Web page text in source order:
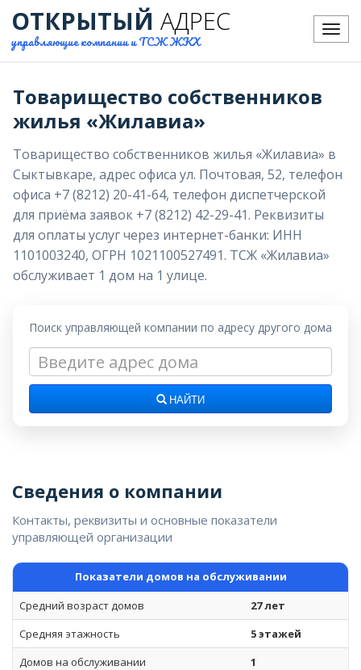
Меню
ОТКРЫТЫЙ АДРЕС
управляющие компании и ТСЖ ЖКХ
Товарищество собственников
жилья «Жилавиа»
Товарищество собственников жилья «Жилавиа» в
Сыктывкаре, адрес офиса ул. Почтовая, 52, телефон
офиса +7 (8212) 20-41-64, телефон диспетчерской
для приёма заявок +7 (8212) 42-29-41. Реквизиты
для оплаты услуг через интернет-банки: ИНН
1101003240, ОГРН 1021100527491. ТСЖ «Жилавиа»
обслуживает 1 дом на 1 улице.
Поиск управляющей компании по адресу другого дома
НАЙТИ
Сведения о компании
Контакты, реквизиты и основные показатели
управляющей организации
Показатели домов на обслуживании
Средний возраст домов
27 лет
Средняя этажность
5 этажей
Домов на обслуживании
1